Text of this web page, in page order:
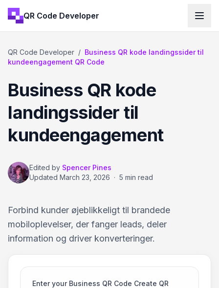
QR Code Developer
QR Code Developer / Business QR kode landingssider til
kundeengagement QR Code
Business QR kode
landingssider til
kundeengagement
Edited by Spencer Pines
Updated March 23, 2026 · 5 min read
Forbind kunder øjeblikkeligt til brandede
mobiloplevelser, der fanger leads, deler
information og driver konverteringer.
Enter your Business QR Code Create QR